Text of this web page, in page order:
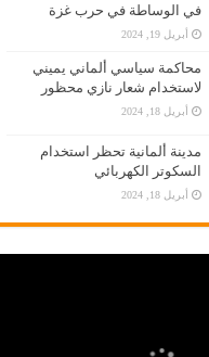
في الوساطة في حرب غزة
أبريل 19, 2024
محاكمة سياسي ألماني يميني
لاستخدام شعار نازي محظور
أبريل 18, 2024
مدينة ألمانية تحظر استخدام
السكوتر الكهربائي
أبريل 18, 2024